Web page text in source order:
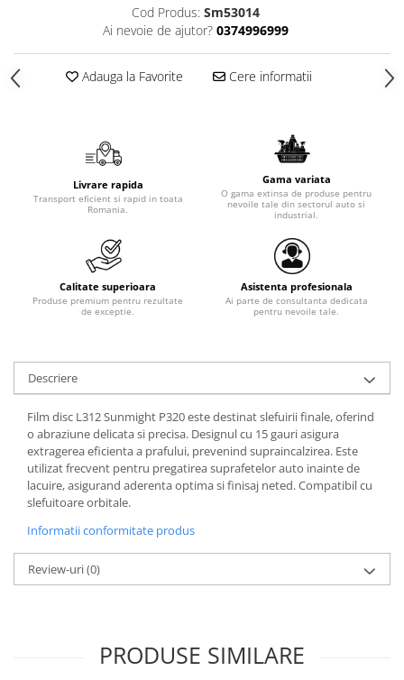
Cod Produs: Sm53014
Ai nevoie de ajutor? 0374996999
Adauga la Favorite Cere informatii
Livrare rapida
Transport eficient si rapid in toata
Romania.
Gama variata
O gama extinsa de produse pentru
nevoile tale din sectorul auto si
industrial.
Calitate superioara
Produse premium pentru rezultate
de exceptie.
Asistenta profesionala
Ai parte de consultanta dedicata
pentru nevoile tale.
Descriere
Film disc L312 Sunmight P320 este destinat slefuirii finale, oferind
o abraziune delicata si precisa. Designul cu 15 gauri asigura
extragerea eficienta a prafului, prevenind supraincalzirea. Este
utilizat frecvent pentru pregatirea suprafetelor auto inainte de
lacuire, asigurand aderenta optima si finisaj neted. Compatibil cu
slefuitoare orbitale.
Informatii conformitate produs
Review-uri(0)
PRODUSE SIMILARE